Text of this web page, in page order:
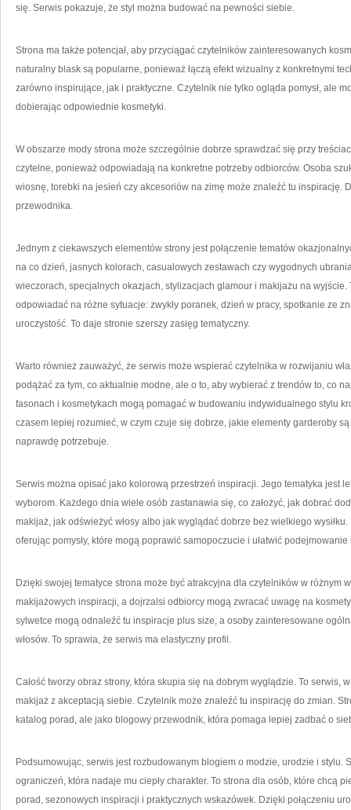
się. Serwis pokazuje, że styl można budować na pewności siebie.
Strona ma także potencjał, aby przyciągać czytelników zainteresowanych
naturalny blask są popularne, ponieważ łączą efekt wizualny z konkretnymi
zarówno inspirujące, jak i praktyczne. Czytelnik nie tylko ogląda pomysł, ale
dobierając odpowiednie kosmetyki.
W obszarze mody strona może szczególnie dobrze sprawdzać się przy
czytelne, ponieważ odpowiadają na konkretne potrzeby odbiorców. Osoba
wiosnę, torebki na jesień czy akcesoriów na zimę może znaleźć tu inspirację.
przewodnika.
Jednym z ciekawszych elementów strony jest połączenie tematów
na co dzień, jasnych kolorach, casualowych zestawach czy wygodnych
wieczorach, specjalnych okazjach, stylizacjach glamour i makijażu na wyjście.
odpowiadać na różne sytuacje: zwykły poranek, dzień w pracy, spotkanie ze
uroczystość. To daje stronie szerszy zasięg tematyczny.
Warto również zauważyć, że serwis może wspierać czytelnika w rozwijaniu
podążać za tym, co aktualnie modne, ale o to, aby wybierać z trendów to, co
fasonach i kosmetykach mogą pomagać w budowaniu indywidualnego stylu
czasem lepiej rozumieć, w czym czuje się dobrze, jakie elementy garderoby
naprawdę potrzebuje.
Serwis można opisać jako kolorową przestrzeń inspiracji. Jego tematyka jest
wyborom. Każdego dnia wiele osób zastanawia się, co założyć, jak dobrać
makijaż, jak odświeżyć włosy albo jak wyglądać dobrze bez wielkiego
oferując pomysły, które mogą poprawić samopoczucie i ułatwić
Dzięki swojej tematyce strona może być atrakcyjna dla czytelników w różnym
makijażowych inspiracji, a dojrzalsi odbiorcy mogą zwracać uwagę na
sylwetce mogą odnaleźć tu inspiracje plus size, a osoby zainteresowane
włosów. To sprawia, że serwis ma elastyczny profil.
Całość tworzy obraz strony, która skupia się na dobrym wyglądzie. To serwis,
makijaż z akceptacją siebie. Czytelnik może znaleźć tu inspirację do zmian.
katalog porad, ale jako blogowy przewodnik, która pomaga lepiej zadbać o
Podsumowując, serwis jest rozbudowanym blogiem o modzie, urodzie i stylu.
ograniczeń, która nadaje mu ciepły charakter. To strona dla osób, które chcą
porad, sezonowych inspiracji i praktycznych wskazówek. Dzięki połączeniu